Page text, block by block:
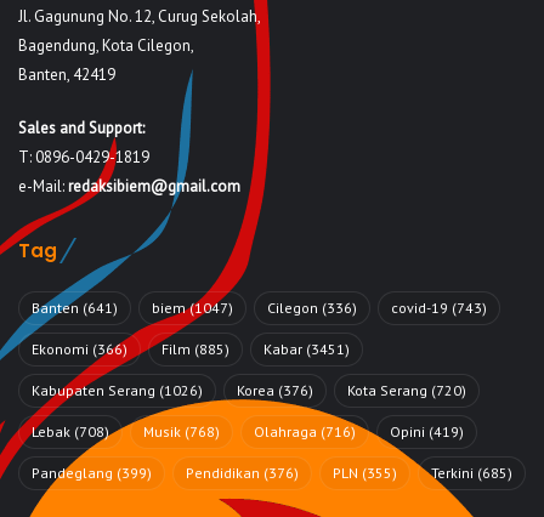
Jl. Gagunung No. 12, Curug Sekolah,
Bagendung, Kota Cilegon,
Banten, 42419
Sales and Support:
T: 0896-0429-1819
e-Mail:redaksibiem@gmail.com
Tag
Banten (641) biem(1047) Cilegon (336) covid-19 (743)
Ekonomi (366) Film (885) Kabar (3451)
Kabupaten Serang (1026) Korea (376) Kota Serang (720)
Lebak (708) Musik (768) Olahraga (716) Opini (419)
Pandeglang (399) Pendidikan (376) PLN (355) Terkini (685)